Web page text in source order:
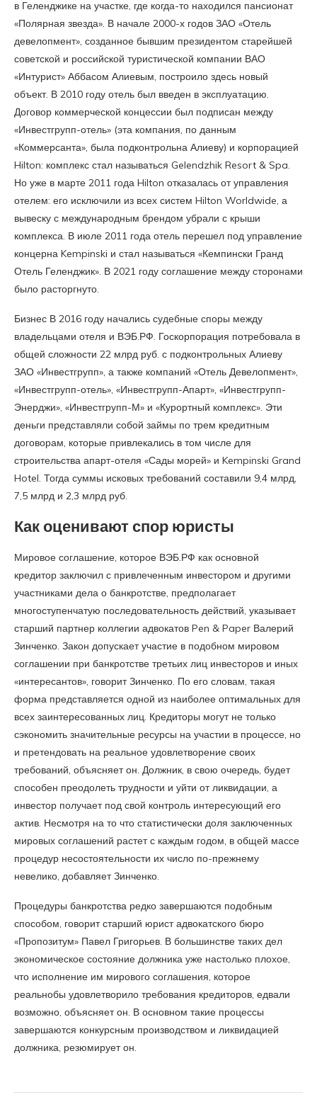
в Геленджике на участке, где когда-то находился пансионат
«Полярная звезда». В начале 2000-х годов ЗАО «Отель
девелопмент», созданное бывшим президентом старейшей
советской и российской туристической компании ВАО
«Интурист» Аббасом Алиевым, построило здесь новый
объект. В 2010 году отель был введен в эксплуатацию.
Договор коммерческой концессии был подписан между
«Инвестгрупп-отель» (эта компания, по данным
«Коммерсанта», была подконтрольна Алиеву) и корпорацией
Hilton: комплекс стал называться Gelendzhik Resort & Spa.
Но уже в марте 2011 года Hilton отказалась от управления
отелем: его исключили из всех систем Hilton Worldwide, а
вывеску с международным брендом убрали с крыши
комплекса. В июле 2011 года отель перешел под управление
концерна Kempinski и стал называться «Кемпински Гранд
Отель Геленджик». В 2021 году соглашение между сторонами
было расторгнуто.
Бизнес В 2016 году начались судебные споры между
владельцами отеля и ВЭБ.РФ. Госкорпорация потребовала в
общей сложности 22 млрд руб. с подконтрольных Алиеву
ЗАО «Инвестгрупп», а также компаний «Отель Девелопмент»,
«Инвестгрупп-отель», «Инвестгрупп-Апарт», «Инвестгрупп-
Энерджи», «Инвестгрупп-М» и «Курортный комплекс». Эти
деньги представляли собой займы по трем кредитным
договорам, которые привлекались в том числе для
строительства апарт-отеля «Сады морей» и Kempinski Grand
Hotel. Тогда суммы исковых требований составили 9,4 млрд,
7,5 млрд и 2,3 млрд руб.
Как оценивают спор юристы
Мировое соглашение, которое ВЭБ.РФ как основной
кредитор заключил с привлеченным инвестором и другими
участниками дела о банкротстве, предполагает
многоступенчатую последовательность действий, указывает
старший партнер коллегии адвокатов Pen & Paper Валерий
Зинченко. Закон допускает участие в подобном мировом
соглашении при банкротстве третьих лиц инвесторов и иных
«интересантов», говорит Зинченко. По его словам, такая
форма представляется одной из наиболее оптимальных для
всех заинтересованных лиц. Кредиторы могут не только
сэкономить значительные ресурсы на участии в процессе, но
и претендовать на реальное удовлетворение своих
требований, объясняет он. Должник, в свою очередь, будет
способен преодолеть трудности и уйти от ликвидации, а
инвестор получает под свой контроль интересующий его
актив. Несмотря на то что статистически доля заключенных
мировых соглашений растет с каждым годом, в общей массе
процедур несостоятельности их число по-прежнему
невелико, добавляет Зинченко.
Процедуры банкротства редко завершаются подобным
способом, говорит старший юрист адвокатского бюро
«Пропозитум» Павел Григорьев. В большинстве таких дел
экономическое состояние должника уже настолько плохое,
что исполнение им мирового соглашения, которое
реальнобы удовлетворило требования кредиторов, едвали
возможно, объясняет он. В основном такие процессы
завершаются конкурсным производством и ликвидацией
должника, резюмирует он.